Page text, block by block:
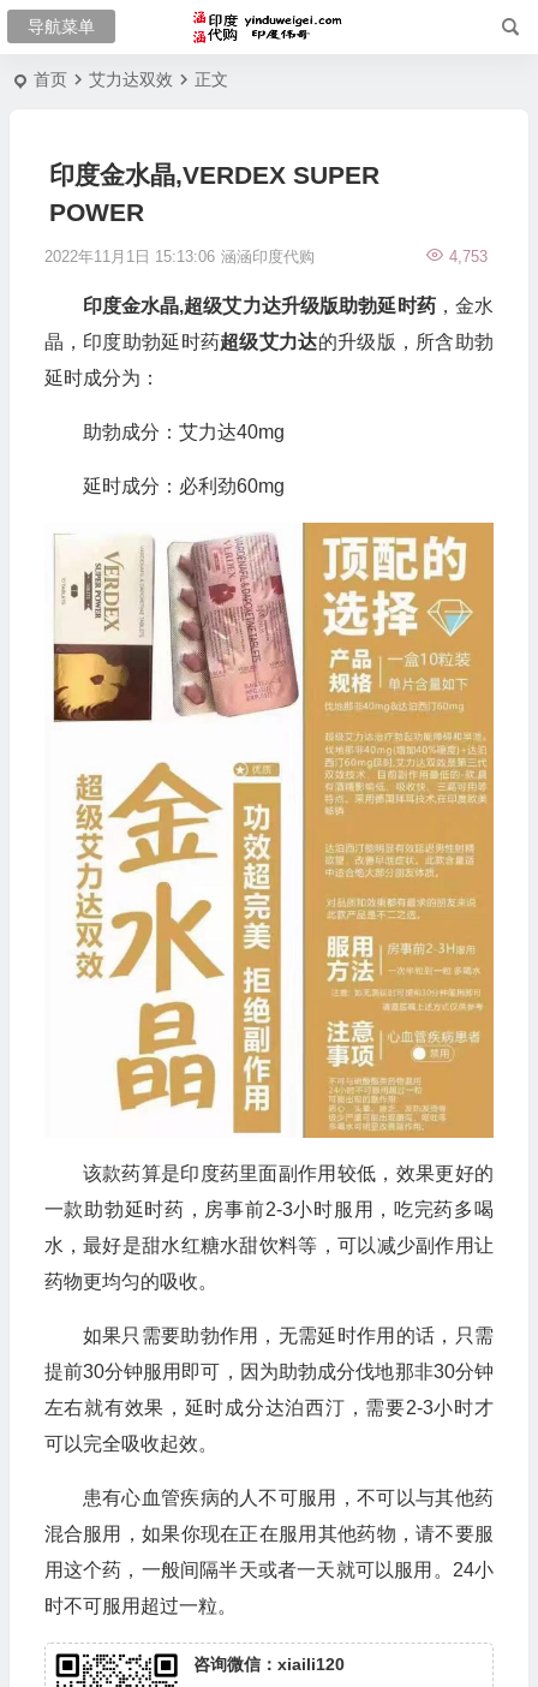
首页 艾力达双效 正文
印度金水晶,VERDEX SUPER
POWER
2022年11月1日 15:13:06 涵涵印度代购 4,753
印度金水晶,超级艾力达升级版助勃延时药，金水
晶，印度助勃延时药超级艾力达的升级版，所含助勃
延时成分为：
助勃成分：艾力达40mg
延时成分：必利劲60mg
该款药算是印度药里面副作用较低，效果更好的
一款助勃延时药，房事前2-3小时服用，吃完药多喝
水，最好是甜水红糖水甜饮料等，可以减少副作用让
药物更均匀的吸收。
如果只需要助勃作用，无需延时作用的话，只需
提前30分钟服用即可，因为助勃成分伐地那非30分钟
左右就有效果，延时成分达泊西汀，需要2-3小时才
可以完全吸收起效。
患有心血管疾病的人不可服用，不可以与其他药
混合服用，如果你现在正在服用其他药物，请不要服
用这个药，一般间隔半天或者一天就可以服用。24小
时不可服用超过一粒。
咨询微信：xiaili120